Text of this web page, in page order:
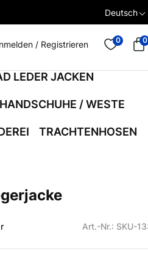
Deutsch
/ Registrieren 0 0
LEDER JACKEN
HANDSCHUHE / WESTE
TRACHTENHOSEN
Art.-Nr.: SKU-